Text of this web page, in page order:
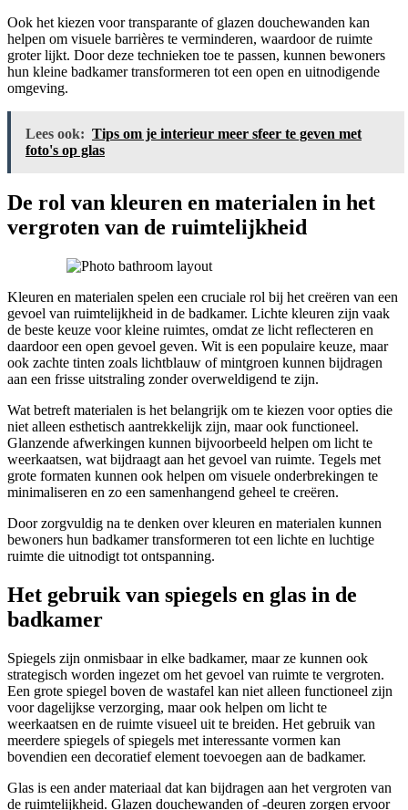
Ook het kiezen voor transparante of glazen douchewanden kan
helpen om visuele barrières te verminderen, waardoor de ruimte
groter lijkt. Door deze technieken toe te passen, kunnen bewoners
hun kleine badkamer transformeren tot een open en uitnodigende
omgeving.
Lees ook: Tips om je interieur meer sfeer te geven met
foto's op glas
De rol van kleuren en materialen in het
vergroten van de ruimtelijkheid
Kleuren en materialen spelen een cruciale rol bij het creëren van een
gevoel van ruimtelijkheid in de badkamer. Lichte kleuren zijn vaak
de beste keuze voor kleine ruimtes, omdat ze licht reflecteren en
daardoor een open gevoel geven. Wit is een populaire keuze, maar
ook zachte tinten zoals lichtblauw of mintgroen kunnen bijdragen
aan een frisse uitstraling zonder overweldigend te zijn.
Wat betreft materialen is het belangrijk om te kiezen voor opties die
niet alleen esthetisch aantrekkelijk zijn, maar ook functioneel.
Glanzende afwerkingen kunnen bijvoorbeeld helpen om licht te
weerkaatsen, wat bijdraagt aan het gevoel van ruimte. Tegels met
grote formaten kunnen ook helpen om visuele onderbrekingen te
minimaliseren en zo een samenhangend geheel te creëren.
Door zorgvuldig na te denken over kleuren en materialen kunnen
bewoners hun badkamer transformeren tot een lichte en luchtige
ruimte die uitnodigt tot ontspanning.
Het gebruik van spiegels en glas in de
badkamer
Spiegels zijn onmisbaar in elke badkamer, maar ze kunnen ook
strategisch worden ingezet om het gevoel van ruimte te vergroten.
Een grote spiegel boven de wastafel kan niet alleen functioneel zijn
voor dagelijkse verzorging, maar ook helpen om licht te
weerkaatsen en de ruimte visueel uit te breiden. Het gebruik van
meerdere spiegels of spiegels met interessante vormen kan
bovendien een decoratief element toevoegen aan de badkamer.
Glas is een ander materiaal dat kan bijdragen aan het vergroten van
de ruimtelijkheid. Glazen douchewanden of -deuren zorgen ervoor